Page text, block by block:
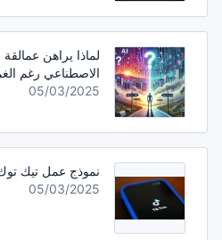
لماذا يراهن عمالقة
الاصطناعي رغم
05/03/2025
نموذج عمل تيك توك
05/03/2025